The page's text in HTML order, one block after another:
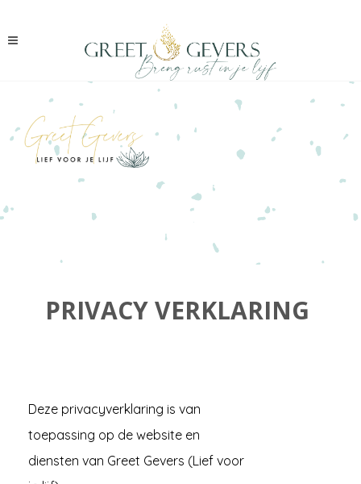
PRIVACY VERKLARING
Deze privacyverklaring is van
toepassing op de website en
diensten van Greet Gevers (Lief voor